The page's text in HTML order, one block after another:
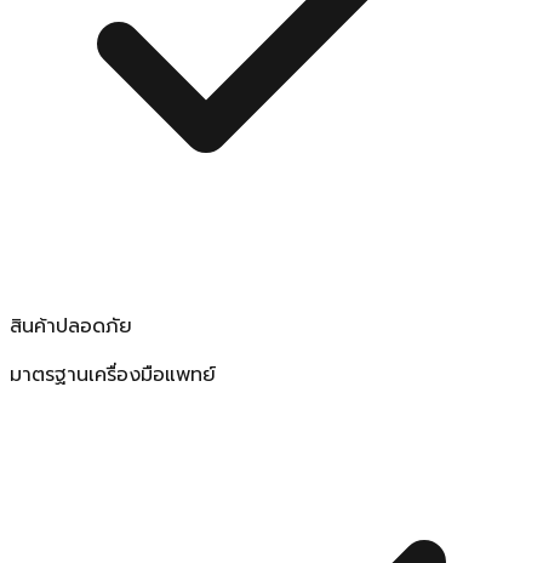
สินค้าปลอดภัย
มาตรฐานเครื่องมือแพทย์